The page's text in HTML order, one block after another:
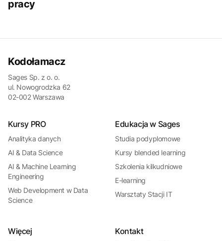
pracy
Kodołamacz
Sages Sp. z o. o.
ul. Nowogrodzka 62
02-002 Warszawa
Kursy PRO
Analityka danych
AI & Data Science
AI & Machine Learning
Engineering
Web Development w Data
Science
Edukacja w Sages
Studia podyplomowe
Kursy blended learning
Szkolenia kilkudniowe
E-learning
Warsztaty Stacji IT
Więcej Kontakt